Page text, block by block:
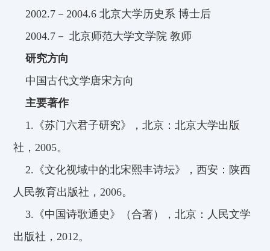
2002.7 －2004.6 北京大学历史系 博士后
2004.7 － 北京师范大学文学院 教师
研究方向
中国古代文学唐宋方向
主要著作
1. 《苏门六君子研究》，北京：北京大学出版
社，2005。
2. 《文化视域中的北宋熙丰诗坛》，西安：陕西
人民教育出版社，2006。
3. 《中国诗歌通史》（合著），北京：人民文学
出版社，2012。